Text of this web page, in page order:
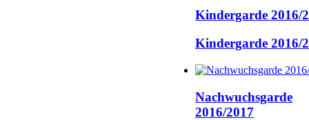
Kindergarde 2016/
Kindergarde 2016/
Nachwuchsgarde
2016/2017